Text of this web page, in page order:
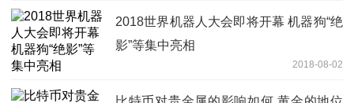
2018世界机器人大会即将开幕 机器狗“绝
影”等集中亮相
2018-08-02